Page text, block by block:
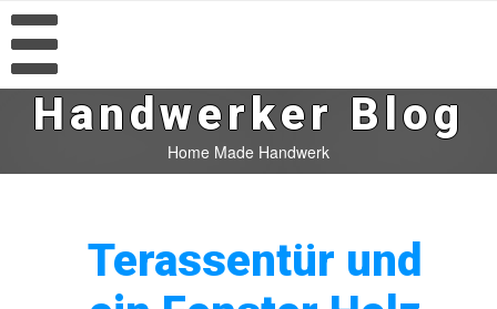
Handwerker Blog
Home Made Handwerk
Terassentür und